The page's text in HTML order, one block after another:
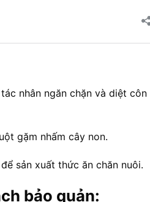
nhân ngăn chặn và diệt
gặm nhấm cây non.
sản xuất thức ăn chăn nuôi.
bảo quản: